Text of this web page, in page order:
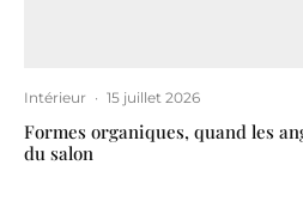
Intérieur · 15 juillet 2026
Formes organiques, quand les
du salon